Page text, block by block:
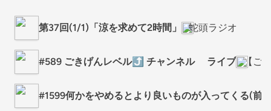
第37回(1/1)「涼を求めて2時間」 蛇頭ラジオ
#589 ごきげんレベル⤴️ チャンネル ライブ 【ご
#1599何かをやめるとより良いものが入ってくる(前